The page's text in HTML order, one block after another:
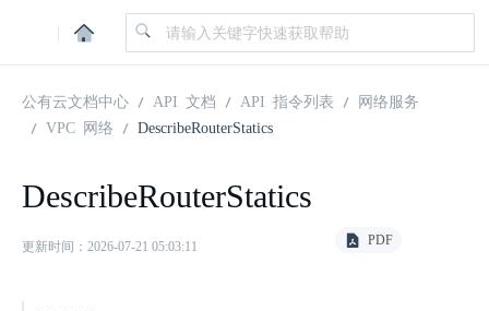
|
公有云文档中心 API 文档 API 指令列表
网络服务
VPC 网络
DescribeRouterStatics
DescribeRouterStatics
更新时间：2026-07-21 05:03:11 PDF